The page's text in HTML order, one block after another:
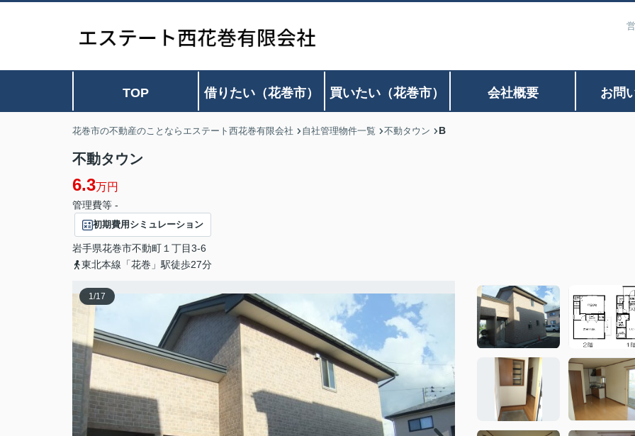
TOP 借りたい（花巻市） 買いたい（花巻市） 会社概要 お問
花巻市の不動産のことならエステート西花巻有限会社 自社管理物件一覧 不動タウン B
不動タウン
6.3万円
管理費等 -
初期費用シミュレーション
岩手県花巻市不動町 １丁目3-6
東北本線「花巻」駅徒歩27分
1/17